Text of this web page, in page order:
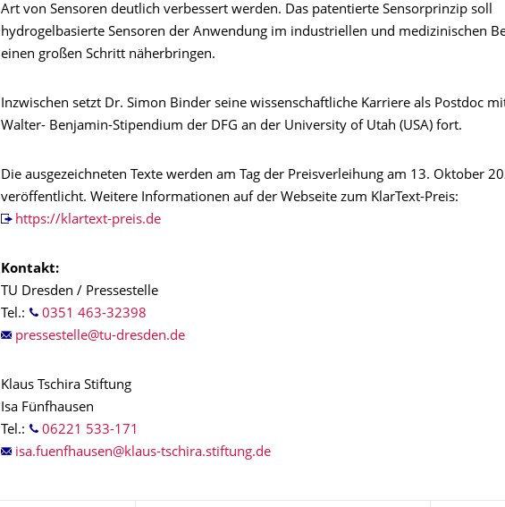
Art von Sensoren deutlich verbessert werden. Das patentierte Sensorprinzip soll
hydrogelbasierte Sensoren der Anwendung im industriellen und medizinischen
einen großen Schritt näherbringen.
Inzwischen setzt Dr. Simon Binder seine wissenschaftliche Karriere als Postdoc
Walter- Benjamin-Stipendium der DFG an der University of Utah (USA) fort.
Die ausgezeichneten Texte werden am Tag der Preisverleihung am 13. Oktober
veröffentlicht. Weitere Informationen auf der Webseite zum KlarText-Preis:
https://klartext-preis.de
Kontakt:
TU Dresden / Pressestelle
Tel.:
0351 463-32398
Klaus Tschira Stiftung
Isa Fünfhausen
Tel.:
06221 533-171